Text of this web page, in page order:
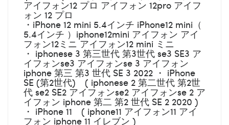
アイフォン12 プロ アイフォン 12pro アイフ
ォン 12 プロ
・iPhone 12 mini 5.4インチ iPhone12 mini（
5.4インチ ）iphone12mini アイフォン アイ
フォン12ミニ アイフォン12 mini ミニ
・ iphonese 3 第三世代 第3世代 se3 SE3 ア
イフォンse3 アイフォンse 3 アイフォン
iphone 第三 第3 世代 SE 3 2022 ・ iPhone
SE (第2世代) ( iphonese 2 第二世代 第2世
代 se2 SE2 アイフォンse2 アイフォンse 2 ア
イフォン iphone 第二 第2 世代 SE 2 2020 )
・ iPhone 11 ( iphone11 アイフォン11 アイ
フォン iphone 11 イレブン )